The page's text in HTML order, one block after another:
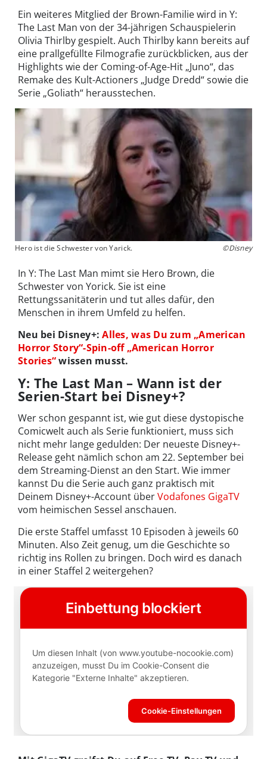
Ein weiteres Mitglied der Brown-Familie wird in Y:
The Last Man von der 34-jährigen Schauspielerin
Olivia Thirlby gespielt. Auch Thirlby kann bereits auf
eine prallgefüllte Filmografie zurückblicken, aus der
Highlights wie der Coming-of-Age-Hit „Juno“, das
Remake des Kult-Actioners „Judge Dredd“ sowie die
Serie „Goliath“ herausstechen.
Hero ist die Schwester von Yarick. ©Disney
In Y: The Last Man mimt sie Hero Brown, die
Schwester von Yorick. Sie ist eine
Rettungssanitäterin und tut alles dafür, den
Menschen in ihrem Umfeld zu helfen.
Neu bei Disney+: Alles, was Du zum „American
Horror Story“-Spin-off „American Horror
Stories“wissen musst.
Y: The Last Man – Wann ist der
Serien-Start bei Disney+?
Wer schon gespannt ist, wie gut diese dystopische
Comicwelt auch als Serie funktioniert, muss sich
nicht mehr lange gedulden: Der neueste Disney+-
Release geht nämlich schon am 22. September bei
dem Streaming-Dienst an den Start. Wie immer
kannst Du die Serie auch ganz praktisch mit
Deinem Disney+-Account überVodafones GigaTV
vom heimischen Sessel anschauen.
Die erste Staffel umfasst 10 Episoden à jeweils 60
Minuten. Also Zeit genug, um die Geschichte so
richtig ins Rollen zu bringen. Doch wird es danach
in einer Staffel 2 weitergehen?